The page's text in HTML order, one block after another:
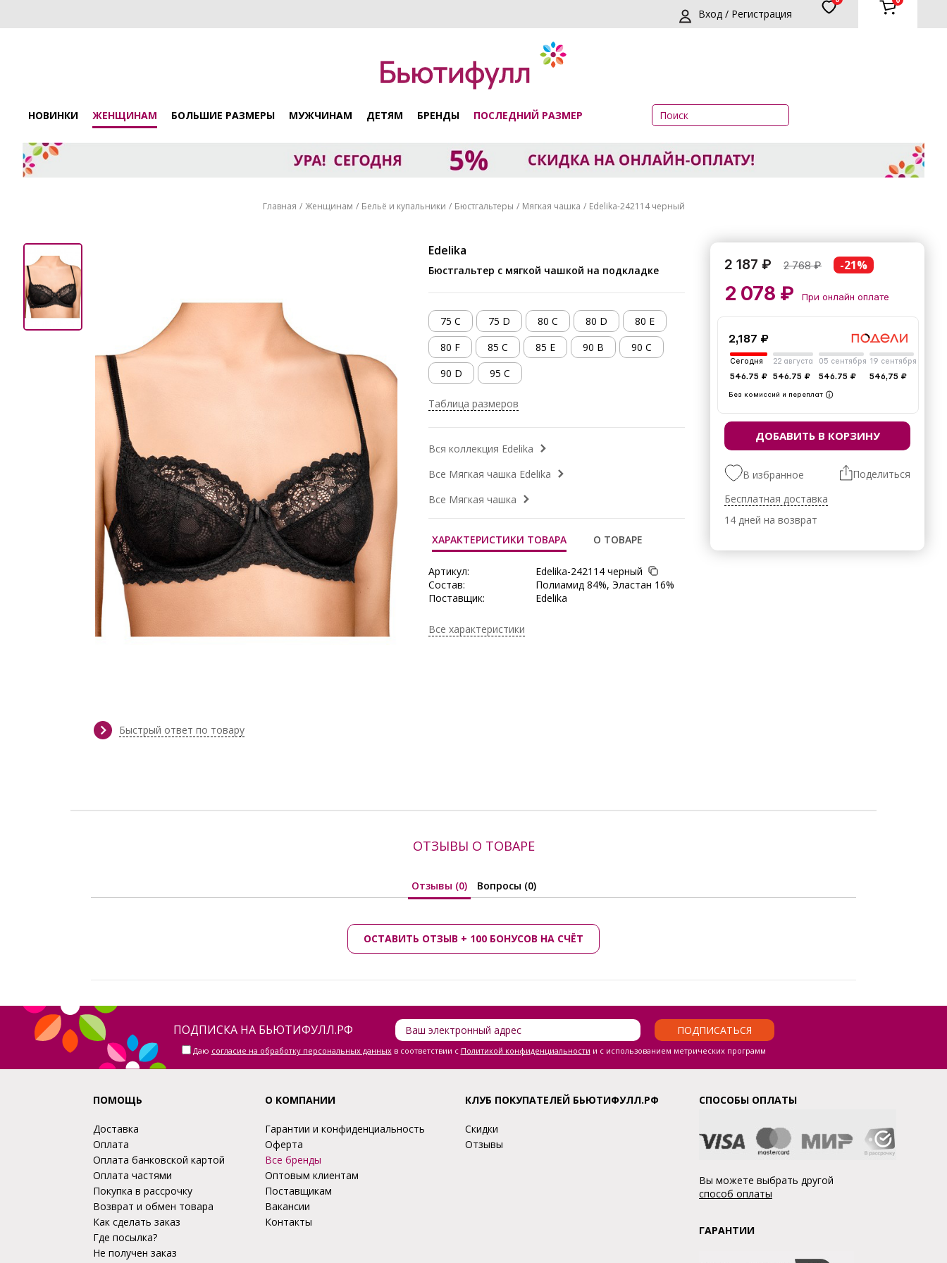
Вход / Регистрация
НОВИНКИ ЖЕНЩИНАМ БОЛЬШИЕ РАЗМЕРЫ МУЖЧИНАМ ДЕТЯМ БРЕНДЫ ПОСЛЕДНИЙ РАЗМЕР
Главная Женщинам Бельё и купальники Бюстгальтеры Мягкая чашка Edelika-242114 черный
Быстрый ответ по товару
Edelika
Бюстгальтер с мягкой чашкой на подкладке
75 C 75 D 80 C 80 D
80 E
80 F
85 C 85 E 90 B
90 C
90 D
95 C
Таблица размеров
Вся коллекция Edelika
Все Мягкая чашка Edelika
Все Мягкая чашка
ХАРАКТЕРИСТИКИ ТОВАРА О ТОВАРЕ
Артикул:
Edelika-242114 черный
Состав:
Полиамид 84%, Эластан 16%
Поставщик:
Edelika
Все характеристики
2 187 ₽ 2 768₽ -21%
2 078 ₽ При онлайн оплате
2,187 ₽
Сегодня
546.75 ₽
22 августа
546.75 ₽
05 сентября
546.75 ₽
19 сентября
546,75 ₽
Без комиссий и переплат
ДОБАВИТЬ В КОРЗИНУ
В избранное
Поделиться
Бесплатная доставка
14 дней на возврат
ОТЗЫВЫ О ТОВАРЕ
Отзывы (0) Вопросы (0)
ОСТАВИТЬ ОТЗЫВ + 100 БОНУСОВ НА СЧЁТ
ПОДПИСКА НА БЬЮТИФУЛЛ.РФ ПОДПИСАТЬСЯ
Даю согласие на обработку персональных данныхв соответствии с Политикой конфиденциальности и с использованием метрических программ
ПОМОЩЬ
Доставка
Оплата
Оплата банковской картой
Оплата частями
Покупка в рассрочку
Возврат и обмен товара
Как сделать заказ
Где посылка?
Не получен заказ
О КОМПАНИИ
Гарантии и конфиденциальность
Оферта
Все бренды
Оптовым клиентам
Поставщикам
Вакансии
Контакты
КЛУБ ПОКУПАТЕЛЕЙ БЬЮТИФУЛЛ.РФ
Скидки
Отзывы
СПОСОБЫ ОПЛАТЫ
Вы можете выбрать другой
способ оплаты
ГАРАНТИИ